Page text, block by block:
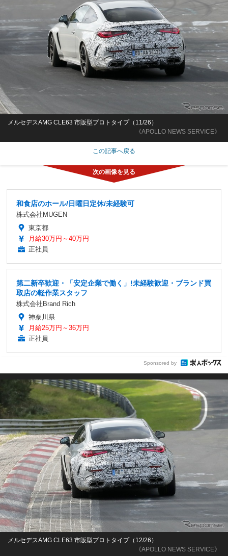
《APOLLO NEWS SERVICE》
メルセデスAMG CLE63 市販型プロトタイプ（11/26）
この記事へ戻る
和食店のホール/日曜日定休/未経験可
株式会社MUGEN
東京都
月給30万円～40万円
正社員
第二新卒歓迎・「安定企業で働く」!未経験歓迎・ブランド買
取店の軽作業スタッフ
株式会社Brand Rich
神奈川県
月給25万円～36万円
正社員
Sponsored by
《APOLLO NEWS SERVICE》
メルセデスAMG CLE63 市販型プロトタイプ（12/26）